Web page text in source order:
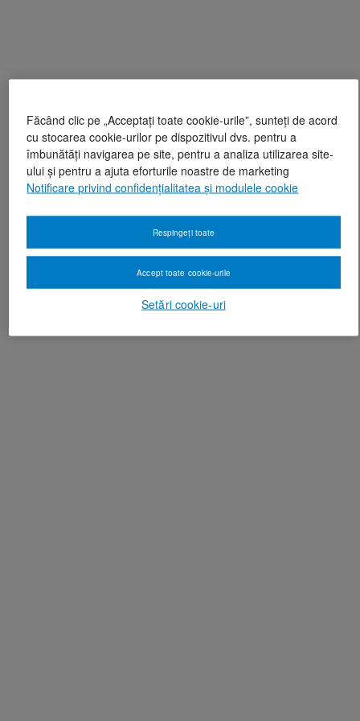
Făcând clic pe „Acceptați toate cookie-urile”, sunteți de acord
cu stocarea cookie-urilor pe dispozitivul dvs. pentru a
îmbunătăți navigarea pe site, pentru a analiza utilizarea site-
ului și pentru a ajuta eforturile noastre de marketing
Notificare privind confidențialitatea și modulele cookie
Setări cookie-uri
Respingeți toate
Accept toate cookie-urile